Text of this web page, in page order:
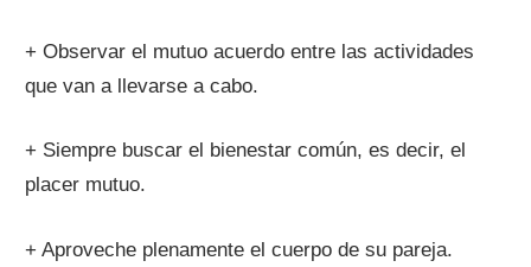
+ Observar el mutuo acuerdo entre las actividades
que van a llevarse a cabo.
+ Siempre buscar el bienestar común, es decir, el
placer mutuo.
+ Aproveche plenamente el cuerpo de su pareja.